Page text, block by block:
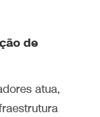
de
atua,